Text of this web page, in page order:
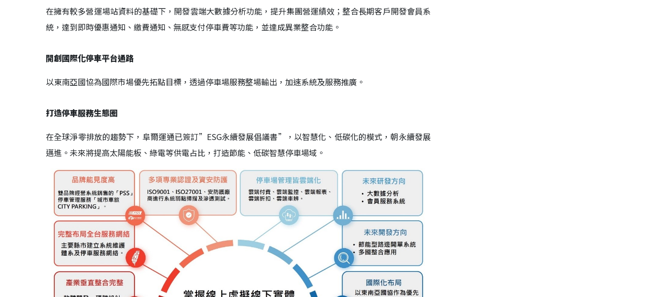
在擁有較多營運場站資料的基礎下，開發雲端大數據分析功能，提升集團營運績效；整合長期客戶開發會員系
統，達到即時優惠通知、繳費通知、無感支付停車費等功能，並達成異業整合功能。
開創國際化停車平台通路
以東南亞國協為國際市場優先拓點目標，透過停車場服務整場輸出，加速系統及服務推廣。
打造停車服務生態圈
在全球淨零排放的趨勢下，阜爾運通已簽訂”ESG永續發展倡議書”，以智慧化、低碳化的模式，朝永續發展
邁進。未來將提高太陽能板、綠電等供電占比，打造節能、低碳智慧停車場域。